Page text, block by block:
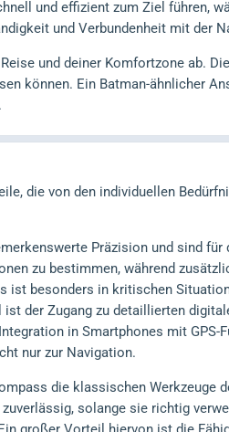
und effizient zum Ziel führen,
und Verbundenheit mit der
und deiner Komfortzone ab.
können. Ein Batman-ähnlicher
die von den individuellen
Präzision und sind
zu bestimmen, während
ist besonders in kritischen
der Zugang zu detaillierten
in Smartphones mit
nur zur Navigation.
die klassischen Werkzeuge
solange sie richtig